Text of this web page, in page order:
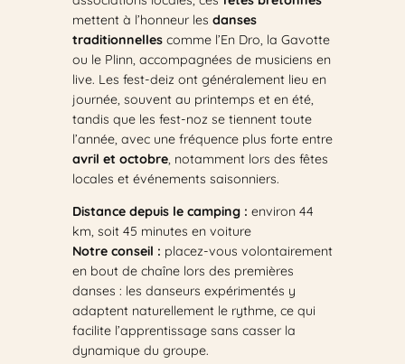
mettent à l’honneur les danses
traditionnellescomme l’En Dro, la Gavotte
ou le Plinn, accompagnées de musiciens en
live. Les fest-deiz ont généralement lieu en
journée, souvent au printemps et en été,
tandis que les fest-noz se tiennent toute
l’année, avec une fréquence plus forte entre
avril et octobre, notamment lors des fêtes
locales et événements saisonniers.
Distance depuis le camping : environ 44
km, soit 45 minutes en voiture
Notre conseil : placez-vous volontairement
en bout de chaîne lors des premières
danses : les danseurs expérimentés y
adaptent naturellement le rythme, ce qui
facilite l’apprentissage sans casser la
dynamique du groupe.